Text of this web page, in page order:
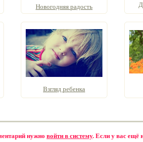
Новогодняя радость
Взгляд ребенка
нужно войти в систему. Если у вас ещё